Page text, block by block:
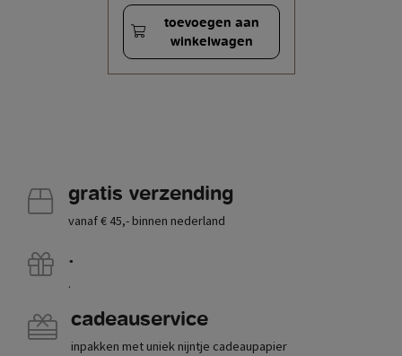
toevoegen aan
winkelwagen
gratis verzending
vanaf € 45,- binnen nederland
.
.
cadeauservice
inpakken met uniek nijntje cadeaupapier